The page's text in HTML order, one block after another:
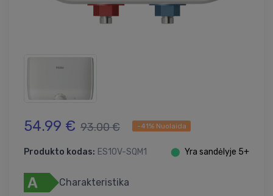
54.99 € 93.00 € -41% Nuolaida
Produkto kodas: ES10V-SQM1 ⬤ Yra sandėlyje 5+
Charakteristika